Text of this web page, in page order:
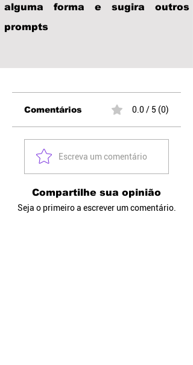
alguma forma e sugira outros
prompts
Comentários 0.0 / 5 (0)
Escreva um comentário
Compartilhe sua opinião
Seja o primeiro a escrever um comentário.